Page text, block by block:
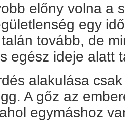
előny volna a
egy
tovább, de
egész ideje alatt
alakulása
A gőz az
egymáshoz